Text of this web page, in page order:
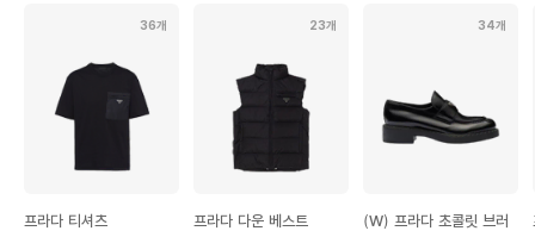
36개
프라다 티셔츠
23개
프라다 다운 베스트
34개
(W) 프라다 초콜릿 브러